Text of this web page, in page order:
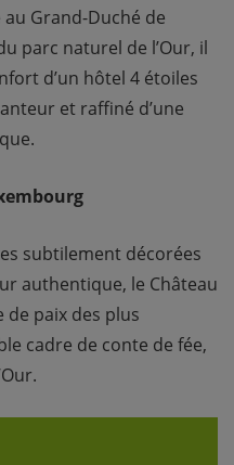
Grand-Duché de
parc naturel de l’Our, il
d’un hôtel 4 étoiles
et raffiné d’une
subtilement décorées
authentique, le Château
de paix des plus
cadre de conte de fée,